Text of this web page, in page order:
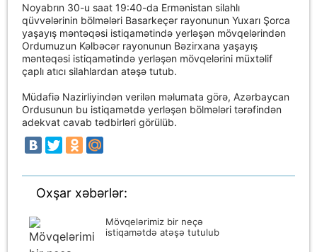
Noyabrın 30-u saat 19:40-da Ermənistan silahlı
qüvvələrinin bölmələri Basarkeçər rayonunun Yuxarı Şorca
yaşayış məntəqəsi istiqamətində yerləşən mövqelərindən
Ordumuzun Kəlbəcər rayonunun Bəzirxana yaşayış
məntəqəsi istiqamətində yerləşən mövqelərini müxtəlif
çaplı atıcı silahlardan atəşə tutub.
Müdafiə Nazirliyindən verilən məlumata görə, Azərbaycan
Ordusunun bu istiqamətdə yerləşən bölmələri tərəfindən
adekvat cavab tədbirləri görülüb.
Oxşar xəbərlər:
Mövqelərimiz bir neçə
istiqamətdə atəşə tutulub